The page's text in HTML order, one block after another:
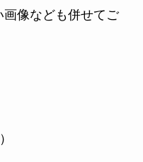
像なども併せてご